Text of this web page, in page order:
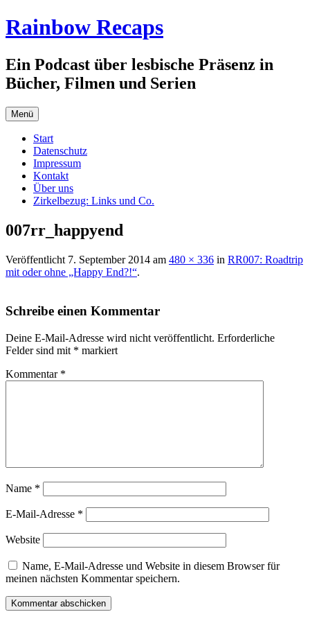
Zum
Inhalt
Rainbow Recaps
Ein Podcast über lesbische Präsenz in
Bücher, Filmen und Serien
Menü
Start
Datenschutz
Impressum
Kontakt
Über uns
Zirkelbezug: Links und Co.
007rr_happyend
Veröffentlicht 7. September 2014 am 480 × 336 in RR007: Roadtrip
mit oder ohne „Happy End?!“.
Schreibe einen Kommentar
Deine E-Mail-Adresse wird nicht veröffentlicht. Erforderliche
Felder sind mit * markiert
Kommentar *
Name *
E-Mail-Adresse *
Website
Name, E-Mail-Adresse und Website in diesem Browser für
meinen nächsten Kommentar speichern.